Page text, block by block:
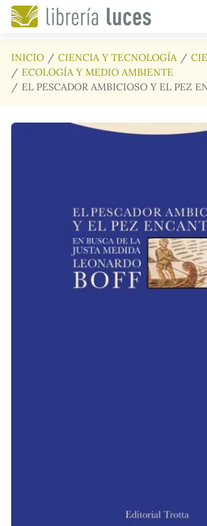
Saltar al contenido principal
INICIO CIENCIA Y TECNOLOGÍA
ECOLOGÍA Y MEDIO AMBIENTE
EL PESCADOR AMBICIOSO Y EL PEZ